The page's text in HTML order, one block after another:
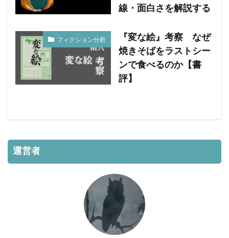
線・面白さを解説する
フィクション分析
『変な絵』考察 なぜ
焼きそばをラストシー
ンで食べるのか【書
評】
運営者